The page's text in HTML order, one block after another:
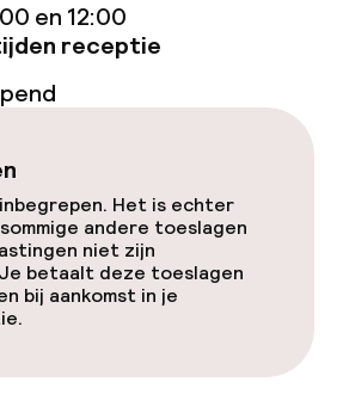
en 12:00
receptie
Het is echter
andere toeslagen
niet zijn
betaalt deze toeslagen
bij aankomst in je